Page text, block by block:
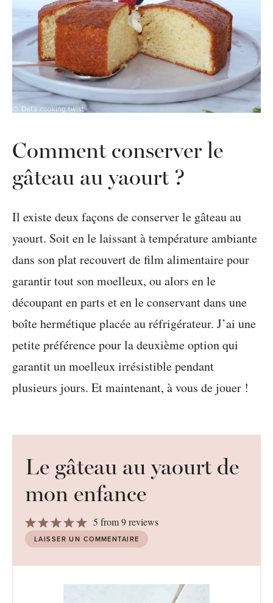
Comment conserver le
gâteau au yaourt ?
Il existe deux façons de conserver le gâteau au
yaourt. Soit en le laissant à température ambiante
dans son plat recouvert de film alimentaire pour
garantir tout son moelleux, ou alors en le
découpant en parts et en le conservant dans une
boîte hermétique placée au réfrigérateur. J’ai une
petite préférence pour la deuxième option qui
garantit un moelleux irrésistible pendant
plusieurs jours. Et maintenant, à vous de jouer !
Le gâteau au yaourt de
mon enfance
5
Stars
4
Stars
3
Stars
2
Stars
1
Star
5 from9reviews
LAISSER UN COMMENTAIRE